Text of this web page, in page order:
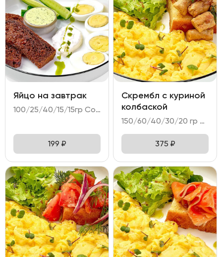
Яйцо на завтрак
100/25/40/15/15гр Состав: - яйцо куриное (2 шт); - хлеб Бородинский с клюквой; - огурец свежий; - соус тар-тар; - масло пряное.
199 ₽
Скрембл с куриной
колбаской
150/60/40/30/20 гр Состав: - яйцо куриное (3 шт); - колбаска куриная; - тартин пшеничный; - намазка из печеного перца; - микс салата.
375 ₽